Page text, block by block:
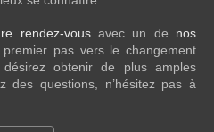
rendez-vousavec un de nos
pas vers le changement
obtenir de plus amples
des questions, n’hésitez pas à